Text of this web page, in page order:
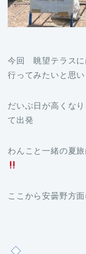
今回 眺望テラス
行ってみたいと思
だいぶ日が高くな
て出発
わんこと一緒の夏
ここから安曇野方